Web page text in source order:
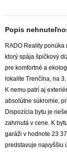
Popis
RADO Reality ponúka
ktorý spája špičkový
pre komfortné a
lokalite Trenčína, na
K nemu patrí aj
absolútne súkromie,
Dispozícia bytu je
zahrnutá v cene. K
garáži v hodnote 23
predstavuje najvyššiu